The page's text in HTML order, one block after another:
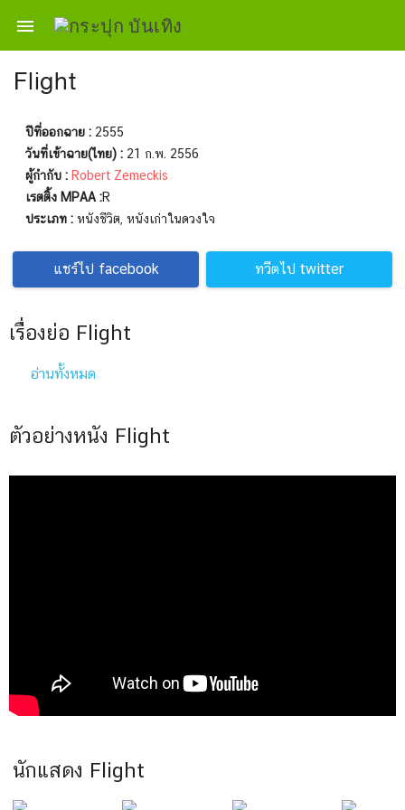

Flight
ปีที่ออกฉาย : 2555
วันที่เข้าฉาย(ไทย) : 21 ก.พ. 2556
ผู้กำกับ : Robert Zemeckis
เรตติ้ง MPAA :R
ประเภท : หนังชีวิต, หนังเก่าในดวงใจ
แชร์ไป facebook ทวีตไป twitter
เรื่องย่อ Flight
อ่านทั้งหมด
ตัวอย่างหนัง Flight
นักแสดง Flight